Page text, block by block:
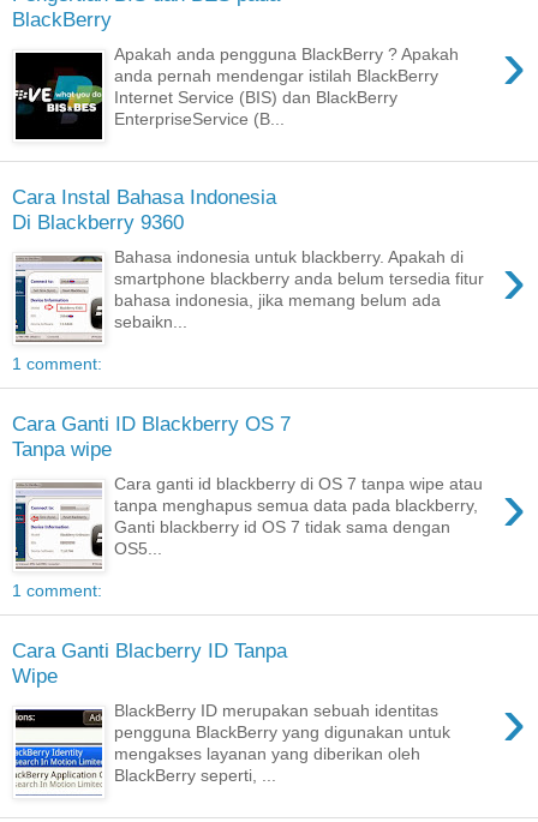
BlackBerry
›
Apakah anda pengguna BlackBerry ? Apakah
anda pernah mendengar istilah BlackBerry
Internet Service (BIS) dan BlackBerry
EnterpriseService (B...
Cara Instal Bahasa Indonesia
Di Blackberry 9360
›
Bahasa indonesia untuk blackberry. Apakah di
smartphone blackberry anda belum tersedia fitur
bahasa indonesia, jika memang belum ada
sebaikn...
1 comment:
Cara Ganti ID Blackberry OS 7
Tanpa wipe
›
Cara ganti id blackberry di OS 7 tanpa wipe atau
tanpa menghapus semua data pada blackberry,
Ganti blackberry id OS 7 tidak sama dengan
OS5...
1 comment:
Cara Ganti Blacberry ID Tanpa
Wipe
›
BlackBerry ID merupakan sebuah identitas
pengguna BlackBerry yang digunakan untuk
mengakses layanan yang diberikan oleh
BlackBerry seperti, ...